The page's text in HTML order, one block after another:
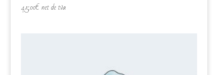
45,00€net de tva